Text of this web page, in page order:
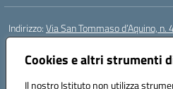
Cookies e altri strumenti
Il nostro Istituto non utilizza
Indirizzo:Via San Tommaso d’Aquino,
Centralino:
Posta elettronica certificata (PEC):
Codice fiscale: 80011240720